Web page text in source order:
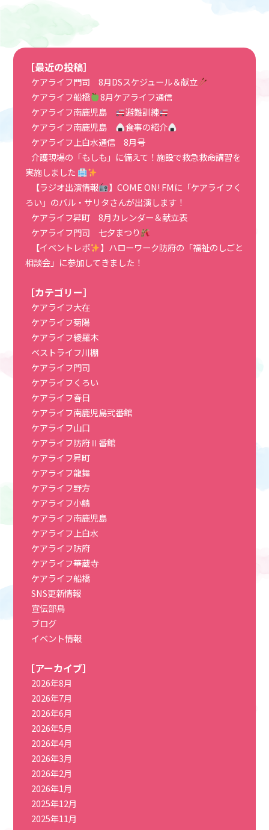
［最近の投稿］
ケアライフ門司 8月DSスケジュール＆献立
ケアライフ船橋
8月ケアライフ通信
ケアライフ南鹿児島
避難訓練
ケアライフ南鹿児島
食事の紹介
ケアライフ上白水通信 8月号
介護現場の「もしも」に備えて！施設で救急救命講習を
実施しました
【ラジオ出演情報
】COME ON! FMに「ケアライフく
ろい」のバル・サリタさんが出演します！
ケアライフ昇町 8月カレンダー＆献立表
ケアライフ門司 七夕まつり
【イベントレポ
】ハローワーク防府の「福祉のしごと
相談会」に参加してきました！
［カテゴリー］
ケアライフ大在
ケアライフ菊陽
ケアライフ綾羅木
ベストライフ川棚
ケアライフ門司
ケアライフくろい
ケアライフ春日
ケアライフ南鹿児島弐番館
ケアライフ山口
ケアライフ防府Ⅱ番館
ケアライフ昇町
ケアライフ龍舞
ケアライフ野方
ケアライフ小鯖
ケアライフ南鹿児島
ケアライフ上白水
ケアライフ防府
ケアライフ華蔵寺
ケアライフ船橋
SNS更新情報
宣伝部鳥
ブログ
イベント情報
［アーカイブ］
2026年8月
2026年7月
2026年6月
2026年5月
2026年4月
2026年3月
2026年2月
2026年1月
2025年12月
2025年11月